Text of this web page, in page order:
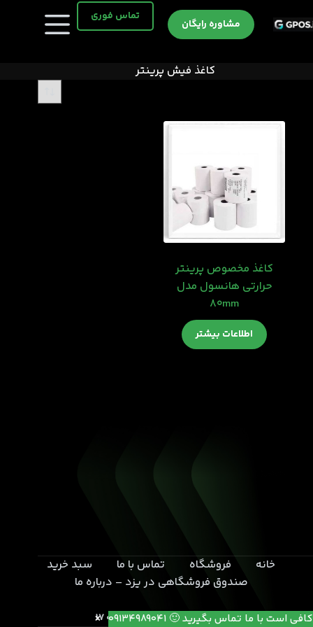
کافی است با ما تماس بگیرید 🙂 09134989041
به
مشاوره رایگان
تماس فوری
کاغذ فیش پرینتر
کاغذ مخصوص پرینتر
حرارتی هانسول مدل
80mm
اطلاعات بیشتر
خانه فروشگاه تماس با ما
سبد خرید
صندوق فروشگاهی در یزد – درباره ما
یزد- بلوار خامنه ای- انتهای کوچه 17